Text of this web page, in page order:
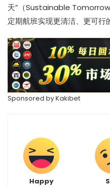
天”（Sustainable
定期航班实现更清洁、更可行
Sponsored byKakibet
Happy